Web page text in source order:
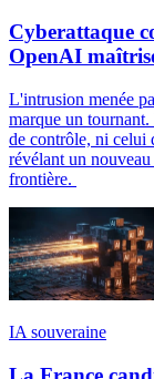
Cyberattaque
OpenAI
L'intrusion menée
marque un
de contrôle, ni celui
révélant un
frontière.
IA souveraine